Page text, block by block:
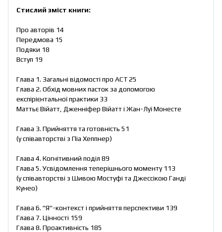
Стислий зміст книги:
Про авторів 14
Передмова 15
Подяки 18
Вступ 19
Глава 1. Загальні відомості про ACT 25
Глава 2. Обхід мовних пасток за допомогою
експірієнтальної практики 33
Маттьє Війатт, Дженніфер Війатт і Жан-Луї Монесте
Глава 3. Прийняття та готовність 51
(у співавторстві з Піа Хеппнер)
Глава 4. Когнітивний поділ 89
Глава 5. Усвідомлення теперішнього моменту 113
(у співавторстві з Шивою Мостуфі та Джессікою Ганді
Кунео)
Глава 6. "Я"-контекст і прийняття перспективи 139
Глава 7. Цінності 159
Глава 8. Проактивність 185